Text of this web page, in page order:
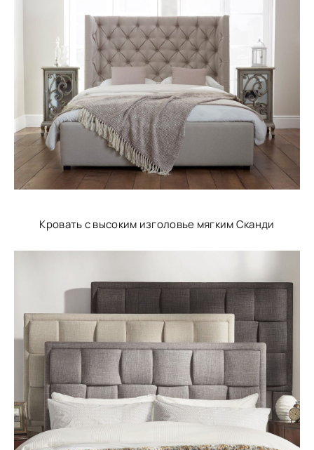
Кровать с высоким изголовье мягким Сканди